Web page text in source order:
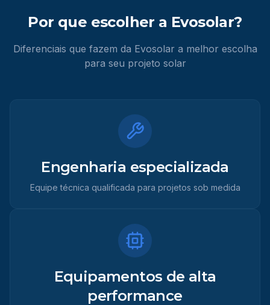
Por que escolher a Evosolar?
Diferenciais que fazem da Evosolar a melhor escolha
para seu projeto solar
Engenharia especializada
Equipe técnica qualificada para projetos sob medida
Equipamentos de alta
performance